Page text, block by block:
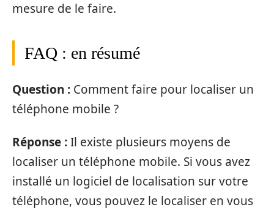
mesure de le faire.
FAQ : en résumé
Question : Comment faire pour localiser un
téléphone mobile ?
Réponse :Il existe plusieurs moyens de
localiser un téléphone mobile. Si vous avez
installé un logiciel de localisation sur votre
téléphone, vous pouvez le localiser en vous